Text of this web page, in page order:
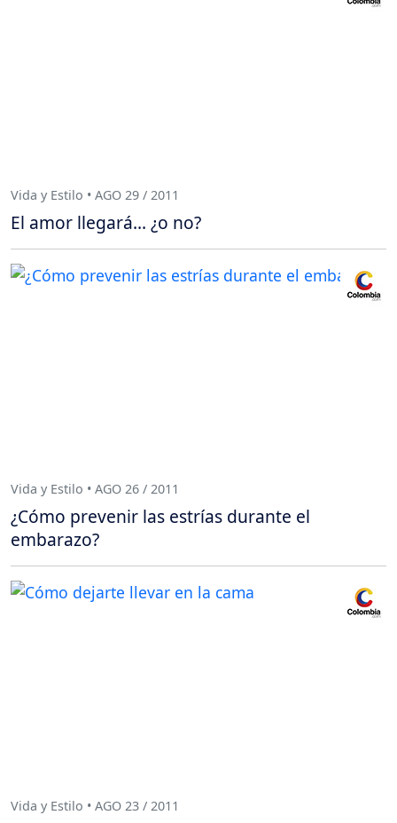
Vida y Estilo • AGO 29 / 2011
El amor llegará... ¿o no?
Vida y Estilo • AGO 26 / 2011
¿Cómo prevenir las estrías durante el
embarazo?
Vida y Estilo • AGO 23 / 2011